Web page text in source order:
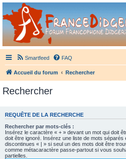
France Didgeridoo
Didgeridoo et Guimbarde sur France Didgeridoo -
Smartfeed FAQ
Accueil du forum Rechercher
Rechercher
REQUÊTE DE LA RECHERCHE
Rechercher par mots-clés :
Insérez le caractère « + » devant un mot qui doit
doit être ignoré. Insérez une liste de mots
discontinues « | » si seul un des mots doit être
comme métacaractère passe-partout si vous
partielles.